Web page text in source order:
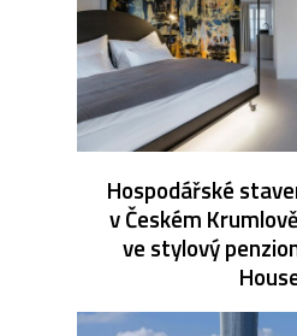
Hospodářské
v Českém
ve stylový